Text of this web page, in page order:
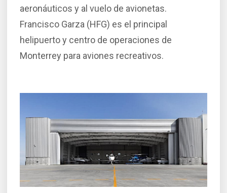
aeronáuticos y al vuelo de avionetas.
Francisco Garza (HFG) es el principal
helipuerto y centro de operaciones de
Monterrey para aviones recreativos.